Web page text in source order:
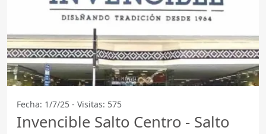
Fecha: 1/7/25 - Visitas: 575
Invencible Salto Centro - Salto